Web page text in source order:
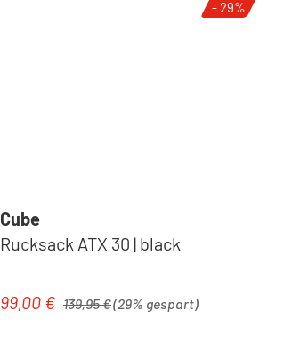
- 29%
Cube
Rucksack ATX 30 | black
Verkaufspreis:
99,00 € 139,95 €(29% gespart)